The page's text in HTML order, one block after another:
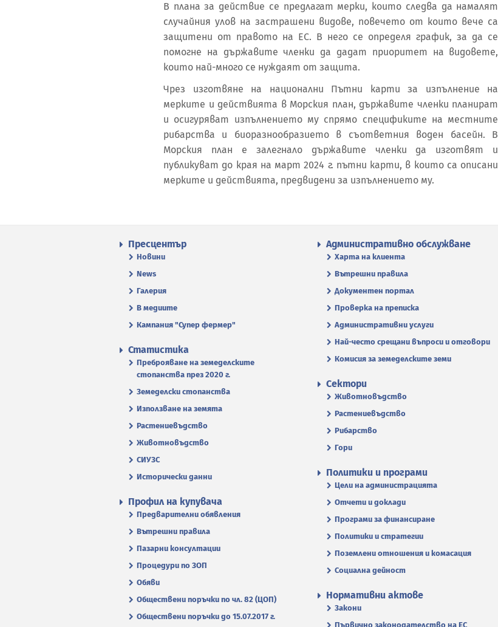
В плана за действие се предлагат мерки, които следва да намалят
случайния улов на застрашени видове, повечето от които вече са
защитени от правото на ЕС. В него се определя график, за да се
помогне на държавите членки да дадат приоритет на видовете,
които най-много се нуждаят от защита.
Чрез изготвяне на национални Пътни карти за изпълнение на
мерките и действията в Морския план, държавите членки планират
и осигуряват изпълнението му спрямо спецификите на местните
рибарства и биоразнообразието в съответния воден басейн. В
Морския план е залегнало държавите членки да изготвят и
публикуват до края на март 2024 г. пътни карти, в които са описани
мерките и действията, предвидени за изпълнението му.
Пресцентър
Новини
News
Галерия
В медиите
Кампания "Супер фермер"
Административно обслужване
Харта на клиента
Вътрешни правила
Документен портал
Проверка на преписка
Административни услуги
Най-често срещани въпроси и отговори
Комисия за земеделските земи
Статистика
Преброяване на земеделските
стопанства през 2020 г.
Земеделски стопанства
Използване на земята
Растениевъдство
Животновъдство
СИУЗС
Исторически данни
Сектори
Животновъдство
Растениевъдство
Рибарство
Гори
Политики и програми
Цели на администрацията
Отчети и доклади
Програми за финансиране
Политики и стратегии
Поземлени отношения и комасация
Социална дейност
Профил на купувача
Предварителни обявления
Вътрешни правила
Пазарни консултации
Процедури по ЗОП
Обяви
Обществени поръчки по чл. 82 (ЦОП)
Обществени поръчки до 15.07.2017 г.
Нормативни актове
Закони
Първично законодателство на ЕС